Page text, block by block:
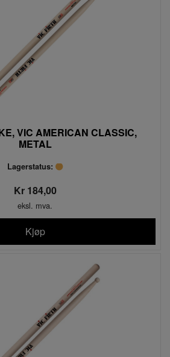
VIC AMERICAN CLASSIC,
METAL
Lagerstatus:
Kr 184,00
eksl. mva.
Kjøp